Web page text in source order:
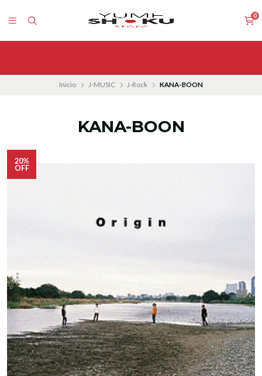
0
Inicio J-MUSIC J-Rock KANA-BOON
KANA-BOON
20%
OFF